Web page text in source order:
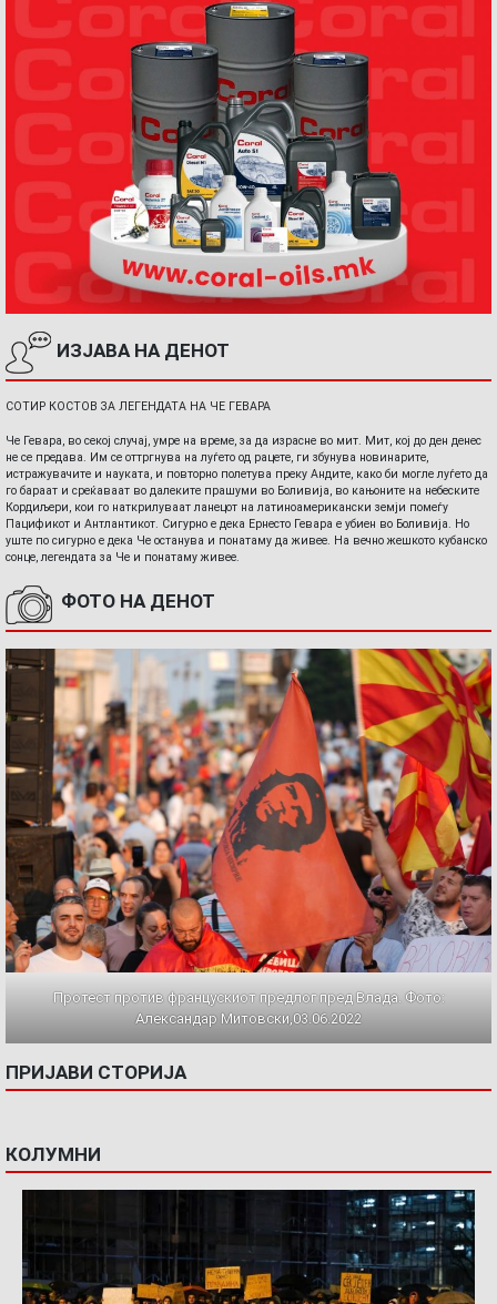
ИЗЈАВА НА ДЕНОТ
СОТИР КОСТОВ ЗА ЛЕГЕНДАТА НА ЧЕ ГЕВАРА
Че Гевара, во секој случај, умре на време, за да израсне во мит. Мит, кој до ден денес
не се предава. Им се оттргнува на луѓето од рацете, ги збунува новинарите,
истражувачите и науката, и повторно полетува преку Андите, како би могле луѓето да
го бараат и среќаваат во далеките прашуми во Боливија, во кањоните на небеските
Кордиљери, кои го наткрилуваат ланецот на латиноамерикански земји помеѓу
Пацификот и Антлантикот. Сигурно е дека Ернесто Гевара е убиен во Боливија. Но
уште по сигурно е дека Че останува и понатаму да живее. На вечно жешкото кубанско
сонце, легендата за Че и понатаму живее.
ФОТО НА ДЕНОТ
Протест против францускиот предлог пред Влада. Фото:
Александар Митовски,03.06.2022
ПРИЈАВИ СТОРИЈА
КОЛУМНИ